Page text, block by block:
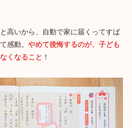
高いから、自動で家に届くってすば
感動。 やめて後悔するのが、子ども
くなること ！